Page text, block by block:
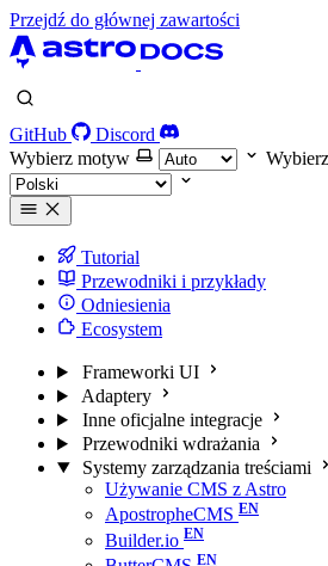
Przejdź do głównej zawartości
GitHub
Discord
Wybierz motyw
Tutorial
Przewodniki i przykłady
Odniesienia
Ecosystem
Frameworki UI
Adaptery
Inne oficjalne integracje
Przewodniki wdrażania
Systemy zarządzania treściami
Używanie CMS z Astro
ApostropheCMS
Builder.io